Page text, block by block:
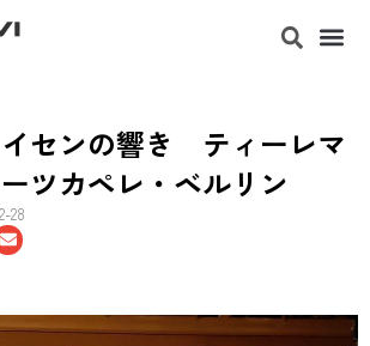
センの響き ティーレマ
ツカペレ・ベルリン
28